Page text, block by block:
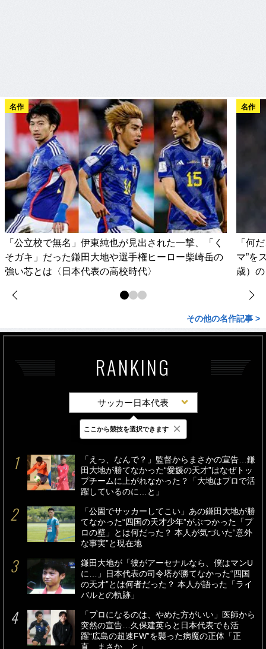
名作
「公立校で無名」伊東純也が見出された一撃、「く
そガキ」だった鎌田大地や選手権ヒーロー柴崎岳の
強い芯とは〈日本代表の高校時代〉
名作
「何
マ”を
歳）
その他の名作記事 >
RANKING
サッカー日本代表
最新 24時間 週間
「えっ、なんで？」監督からまさかの宣告…鎌
田大地が勝てなかった“愛媛の天才”はなぜトッ
プチームに上がれなかった？「大地はプロで活
躍しているのに…と」
「公園でサッカーしてこい」あの鎌田大地が勝
てなかった“四国の天才少年”がぶつかった「プ
ロの壁」とは何だった？ 本人が気づいた“意外
な事実”と現在地
鎌田大地が「彼がアーセナルなら、僕はマンU
に…」日本代表の司令塔が勝てなかった“四国
の天才”とは何者だった？ 本人が語った「ライ
バルとの軌跡」
「プロになるのは、やめた方がいい」医師から
突然の宣告…久保建英らと日本代表でも活
躍“広島の超速FW”を襲った病魔の正体「正
直、まさか…と」
ここから競技を選択できます ×